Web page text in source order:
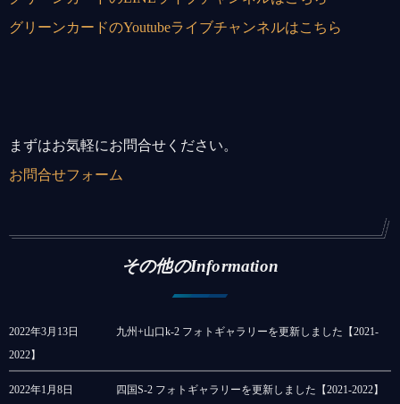
グリーンカードのYoutubeライブチャンネルはこちら
まずはお気軽にお問合せください。
お問合せフォーム
その他のInformation
2022年3月13日
九州+山口k-2 フォトギャラリーを更新しました【2021-
2022】
2022年1月8日 四国S-2 フォトギャラリーを更新しました【2021-2022】